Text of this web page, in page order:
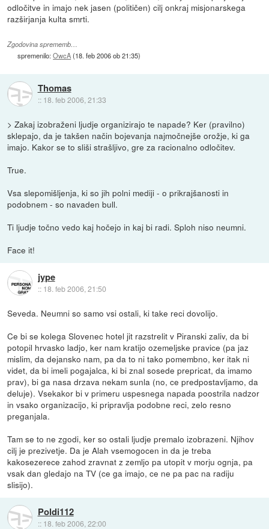
odločitve in imajo nek jasen (političen) cilj onkraj misjonarskega
razširjanja kulta smrti.
Zgodovina sprememb…
spremenilo:OwcA(18. feb 2006 ob 21:35)
Thomas
:: 18. feb 2006, 21:33
> Zakaj izobraženi ljudje organizirajo te napade? Ker (pravilno)
sklepajo, da je takšen način bojevanja najmočnejše orožje, ki ga
imajo. Kakor se to sliši strašljivo, gre za racionalno odločitev.
True.
Vsa slepomišljenja, ki so jih polni mediji - o prikrajšanosti in
podobnem - so navaden bull.
Ti ljudje točno vedo kaj hočejo in kaj bi radi. Sploh niso neumni.
Face it!
jype
:: 18. feb 2006, 21:50
Seveda. Neumni so samo vsi ostali, ki take reci dovolijo.
Ce bi se kolega Slovenec hotel jit razstrelit v Piranski zaliv, da bi
potopil hrvasko ladjo, ker nam kratijo ozemeljske pravice (pa jaz
mislim, da dejansko nam, pa da to ni tako pomembno, ker itak ni
videt, da bi imeli pogajalca, ki bi znal sosede prepricat, da imamo
prav), bi ga nasa drzava nekam sunla (no, ce predpostavljamo, da
deluje). Vsekakor bi v primeru uspesnega napada poostrila nadzor
in vsako organizacijo, ki pripravlja podobne reci, zelo resno
preganjala.
Tam se to ne zgodi, ker so ostali ljudje premalo izobrazeni. Njihov
cilj je prezivetje. Da je Alah vsemogocen in da je treba
kakosezerece zahod zravnat z zemljo pa utopit v morju ognja, pa
vsak dan gledajo na TV (ce ga imajo, ce ne pa pac na radiju
slisijo).
Poldi112
:: 18. feb 2006, 22:00